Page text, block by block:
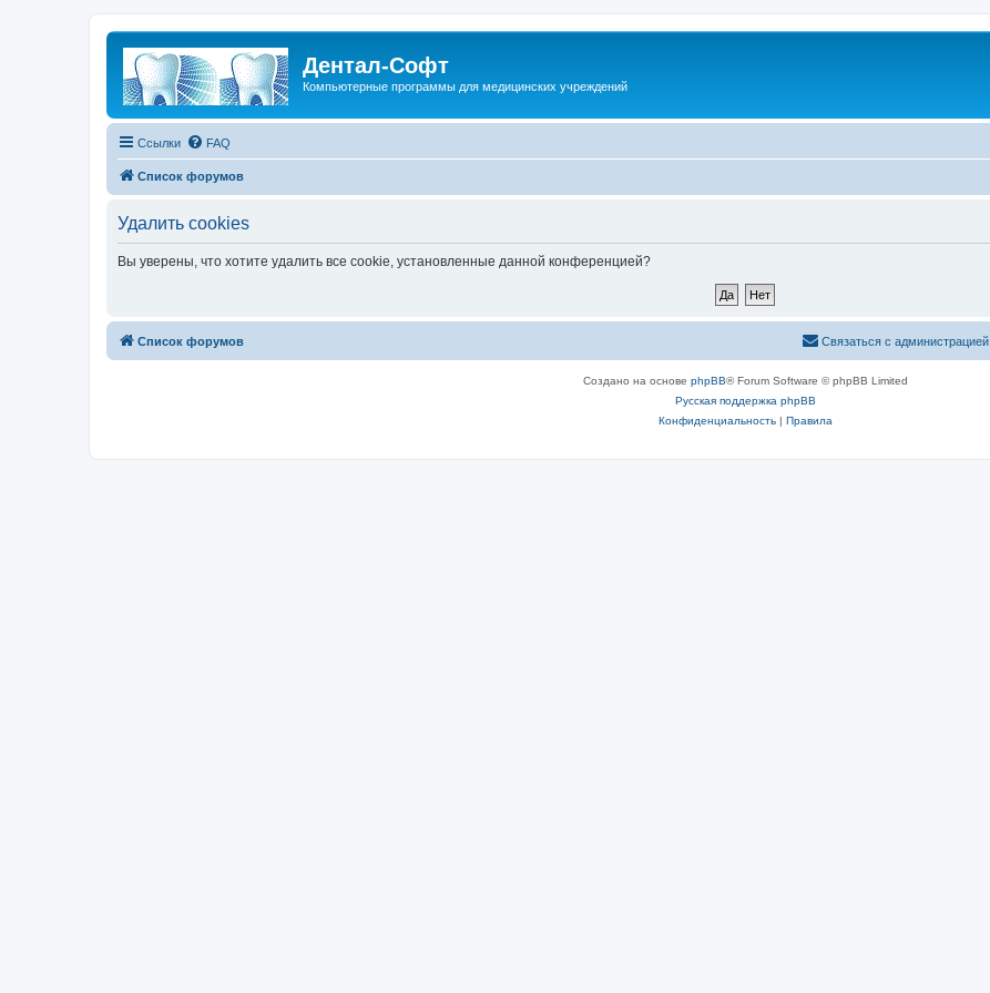
Дентал-Софт
Компьютерные программы для медицинских учреждений
Ссылки FAQ
Список форумов
Удалить cookies
Вы уверены, что хотите удалить все cookie, установленные данной конференцией?
Список форумов Связаться с администрацией
Создано на основе phpBB® Forum Software © phpBB Limited
Русская поддержка phpBB
Конфиденциальность| Правила